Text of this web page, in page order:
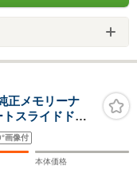
正メモリーナ
スライドド
ル オートエ
クバイザー
画像付
本体価格